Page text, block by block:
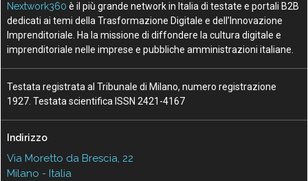
Nextwork360 è il più grande network in Italia di testate e portali B2B
dedicati ai temi della Trasformazione Digitale e dell’Innovazione
Imprenditoriale. Ha la missione di diffondere la cultura digitale e
imprenditoriale nelle imprese e pubbliche amministrazioni italiane.
Testata registrata al Tribunale di Milano, numero registrazione
1927. Testata scientifica ISSN 2421-4167
Indirizzo
Via Moretto da Brescia, 22
Milano - Italia